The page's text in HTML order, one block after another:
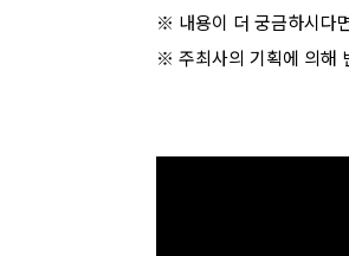
※ 내용이 더 궁금하시다
※ 주최사의 기획에 의해